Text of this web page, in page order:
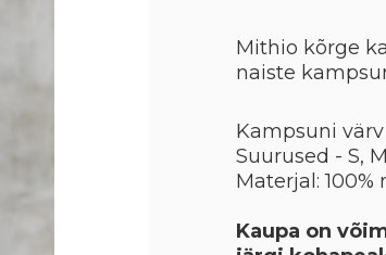
Mithio kõrge
naiste
Kampsuni
Suurused - S,
Materjal:
Kaupa on